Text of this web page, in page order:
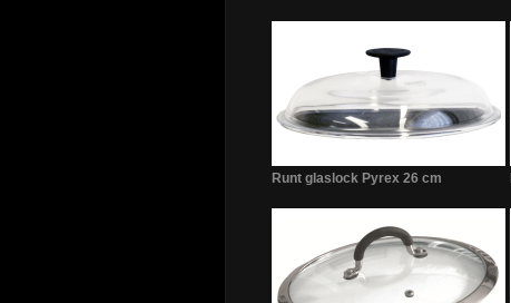
Runt glaslock Pyrex 26 cm